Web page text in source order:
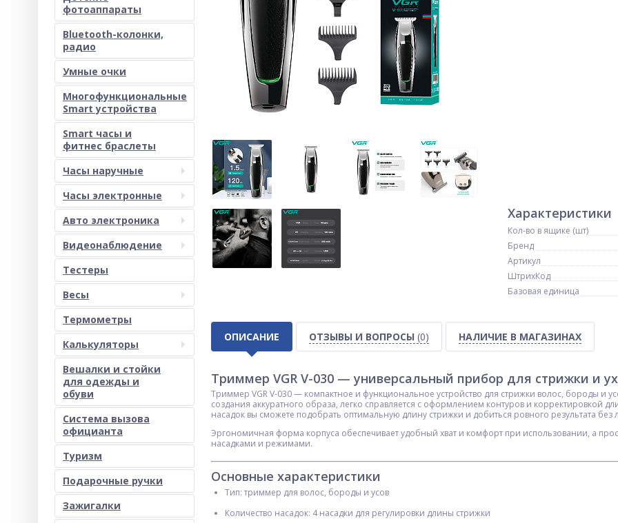
фотоаппараты
Bluetooth-колонки,
радио
Умные очки
Многофункциональные
Smart устройства
Smart часы и
фитнес браслеты
Часы наручные
Часы электронные
Авто электроника
Видеонаблюдение
Тестеры
Весы
Термометры
Калькуляторы
Вешалки и стойки
для одежды и
обуви
Система вызова
официанта
Туризм
Подарочные ручки
Зажигалки
Характеристики
Кол-во в ящике (шт)
Бренд
Артикул
ШтрихКод
Базовая единица
ОПИСАНИЕ ОТЗЫВЫ И ВОПРОСЫ (0) НАЛИЧИЕ В МАГАЗИНАХ
Триммер VGR V-030 — универсальный прибор для стрижки и
Триммер VGR V-030 — компактное и функциональное устройство для стрижки волос, бороды и
создания аккуратного образа, легко справляется с оформлением контуров и корректировкой
насадок вы сможете подобрать оптимальную длину стрижки и добиться ровного результата
Эргономичная форма корпуса обеспечивает удобный хват и комфорт при использовании, а
насадками и режимами.
Основные характеристики
Тип: триммер для волос, бороды и усов
Количество насадок: 4 насадки для регулировки длины стрижки